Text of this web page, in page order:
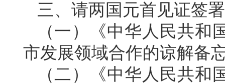
三、请两国元首见证签
（一）《中华人民共
市发展领域合作的谅解备
（二）《中华人民共